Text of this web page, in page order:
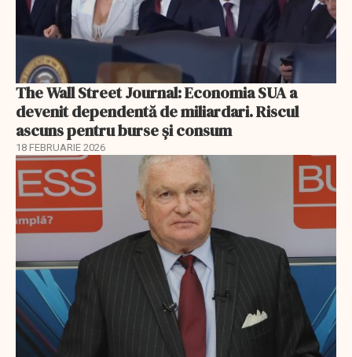
The Wall Street Journal: Economia SUA a
devenit dependentă de miliardari. Riscul
ascuns pentru burse și consum
18 FEBRUARIE 2026
EXCLUSIV